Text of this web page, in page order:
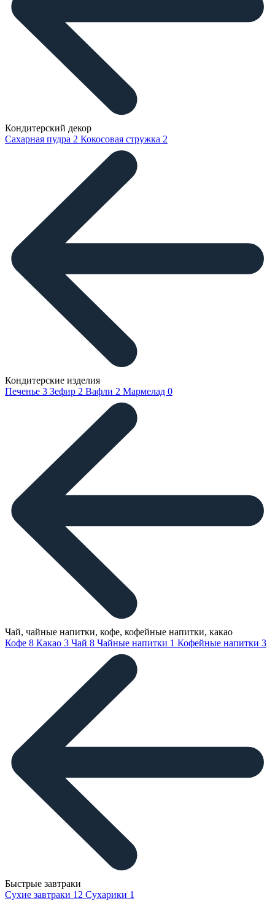
Кондитерский декор
Сахарная пудра 2 Кокосовая стружка 2
Кондитерские изделия
Печенье 3 Зефир 2 Вафли 2 Мармелад 0
Чай, чайные напитки, кофе, кофейные напитки, какао
Кофе 8 Какао 3 Чай 8 Чайные напитки 1 Кофейные напитки 3
Быстрые завтраки
Сухие завтраки 12 Сухарики 1